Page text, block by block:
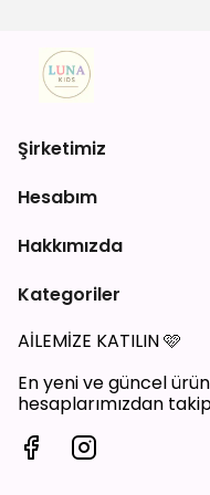
Şirketimiz
Hesabım
Hakkımızda
Kategoriler
AİLEMİZE KATILIN🩷
En yeni ve güncel
hesaplarımızdan